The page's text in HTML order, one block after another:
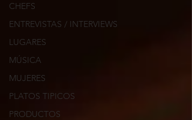
CHEFS
ENTREVISTAS / INTERVIEWS
LUGARES
MÚSICA
MUJERES
PLATOS TIPICOS
PRODUCTOS